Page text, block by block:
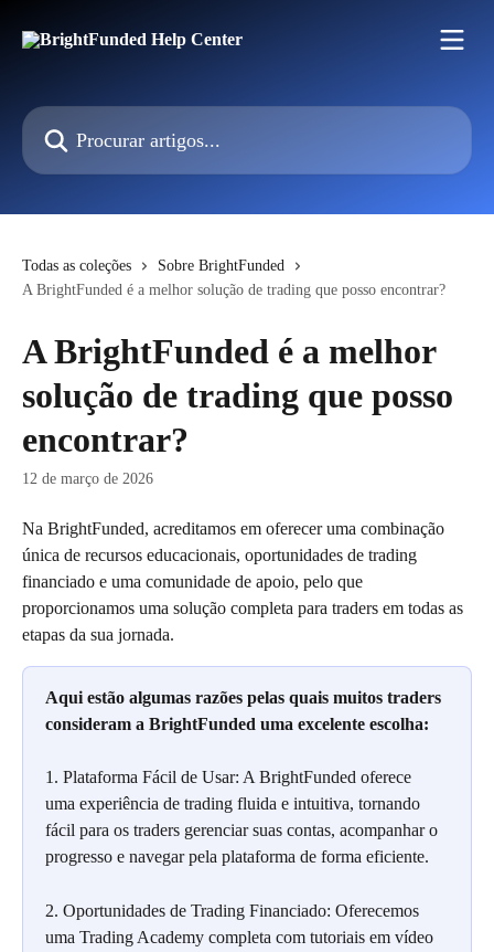
Procurar artigos...
Todas as coleções
Sobre BrightFunded
A BrightFunded é a melhor solução de trading que posso encontrar?
A BrightFunded é a melhor
solução de trading que posso
encontrar?
12 de março de 2026
Na BrightFunded, acreditamos em oferecer uma combinação
única de recursos educacionais, oportunidades de trading
financiado e uma comunidade de apoio, pelo que
proporcionamos uma solução completa para traders em todas as
etapas da sua jornada.
Aqui estão algumas razões pelas quais muitos traders
consideram a BrightFunded uma excelente escolha:
1. Plataforma Fácil de Usar: A BrightFunded oferece
uma experiência de trading fluida e intuitiva, tornando
fácil para os traders gerenciar suas contas, acompanhar o
progresso e navegar pela plataforma de forma eficiente.
2. Oportunidades de Trading Financiado: Oferecemos
uma Trading Academy completa com tutoriais em vídeo